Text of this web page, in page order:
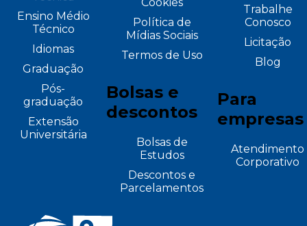
Ensino Médio
Técnico
Idiomas
Graduação
Pós-
graduação
Extensão
Universitária
Política de
Mídias Sociais
Termos de Uso
Bolsas e
descontos
Bolsas de
Estudos
Descontos e
Parcelamentos
Trabalhe
Conosco
Licitação
Blog
Para
empresas
Atendimento
Corporativo